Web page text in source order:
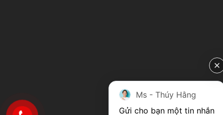
Ms - Thúy Hằng
Gửi cho bạn một tin nhắn